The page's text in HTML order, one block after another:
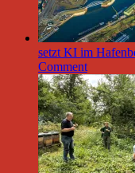
setzt KI im
Comment